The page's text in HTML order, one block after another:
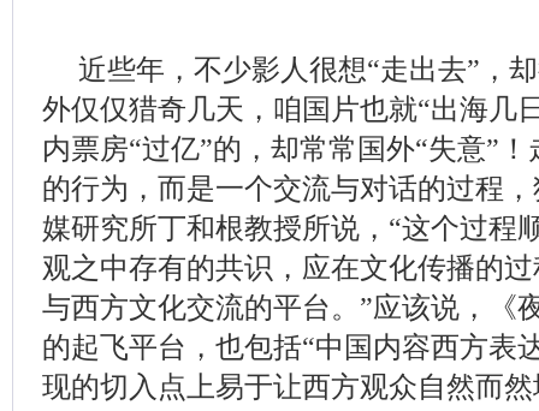
近些年，不少影人很想“走出去”，
外仅仅猎奇几天，咱国片也就“出海几
内票房“过亿”的，却常常国外“失意”
的行为，而是一个交流与对话的过程
媒研究所丁和根教授所说，“这个过程
观之中存有的共识，应在文化传播的
与西方文化交流的平台。”应该说，《
的起飞平台，也包括“中国内容西方表
现的切入点上易于让西方观众自然而